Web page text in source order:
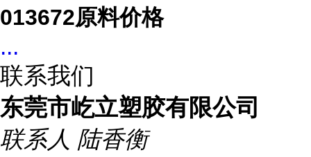
013672原料价格
...
联系我们
东莞市屹立塑胶有限公司
联系人 陆香衡